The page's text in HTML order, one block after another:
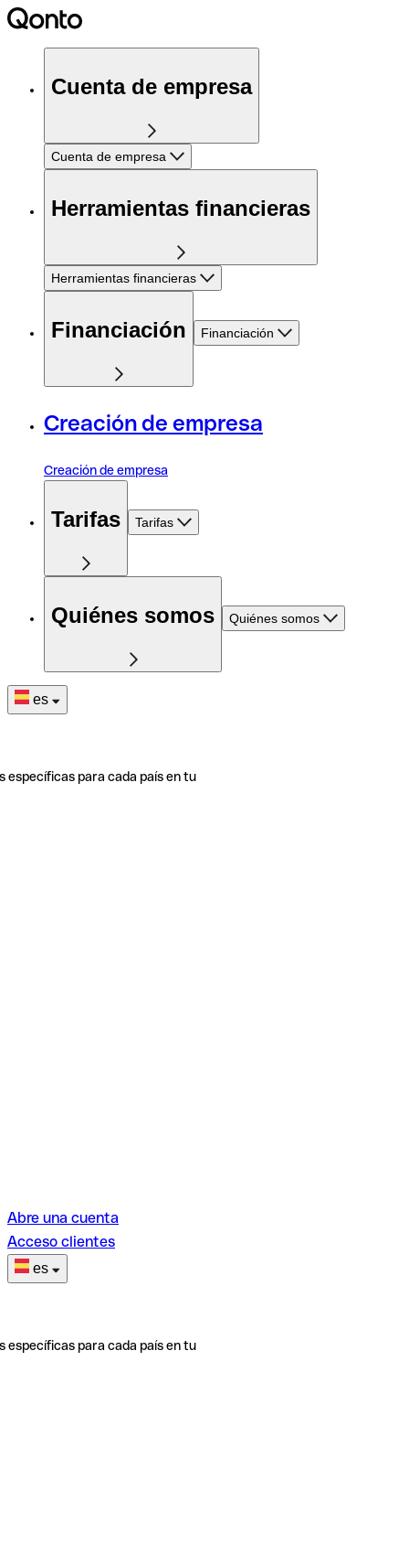
Cuenta de empresa
Cuenta de empresa
Herramientas financieras
Herramientas financieras
Financiación Financiación
Creación de empresa
Creación de empresa
Tarifas Tarifas
Quiénes somos Quiénes somos
es
específicas para cada país en tu
Abre una cuenta
Acceso clientes
es
específicas para cada país en tu